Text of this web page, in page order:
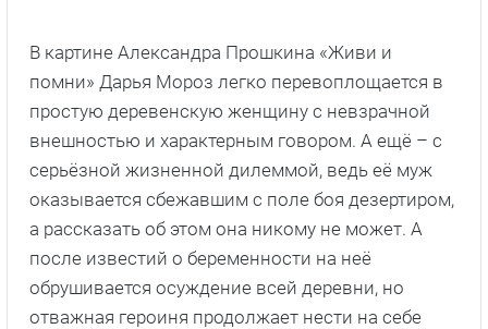
В картине Александра Прошкина «Живи и
помни» Дарья Мороз легко перевоплощается в
простую деревенскую женщину с невзрачной
внешностью и характерным говором. А ещё – с
серьёзной жизненной дилеммой, ведь её муж
оказывается сбежавшим с поле боя дезертиром,
а рассказать об этом она никому не может. А
после известий о беременности на неё
обрушивается осуждение всей деревни, но
отважная героиня продолжает нести на себе